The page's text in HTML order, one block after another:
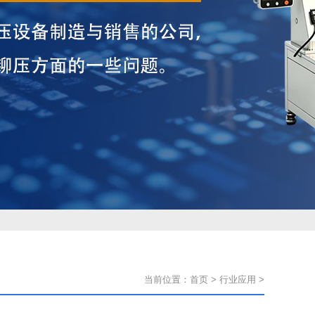
当前位置： 首页 > 行业应用 >